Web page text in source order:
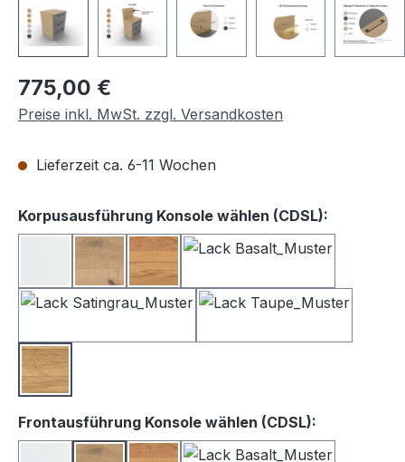
Regulärer Preis:
775,00 €
Preise inkl. MwSt. zzgl. Versandkosten
Lieferzeit ca. 6-11 Wochen
Korpusausführung Konsole wählen (CDSL):
BalkeneicheKernbuche
Wildeiche
Frontausführung Konsole wählen (CDSL):